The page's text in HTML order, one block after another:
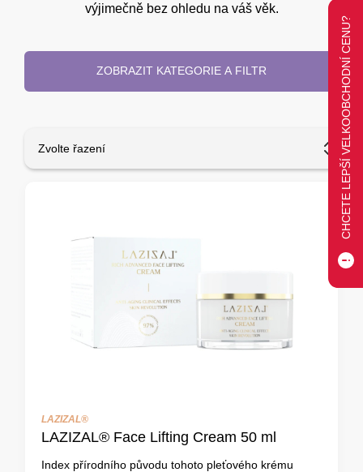
výjimečně bez ohledu na váš věk.
ZOBRAZIT KATEGORIE A FILTR
Zvolte řazení
LAZIZAL®
LAZIZAL® Face Lifting Cream 50 ml
Index přírodního původu tohoto pleťového krému
CHCETE LEPŠÍ VELKOOBCHODNÍ CENU?